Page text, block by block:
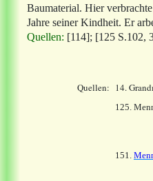
Baumaterial. Hier
Jahre seiner Kindheit. Er
Quellen: [114]; [125 S.102,
Quellen: 14.
125.
151.